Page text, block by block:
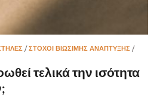
/ΣΤΌΧΟΙ ΒΙΏΣΙΜΗΣ ΑΝΆΠΤΥΞΗΣ /
τελικά την ισότητα